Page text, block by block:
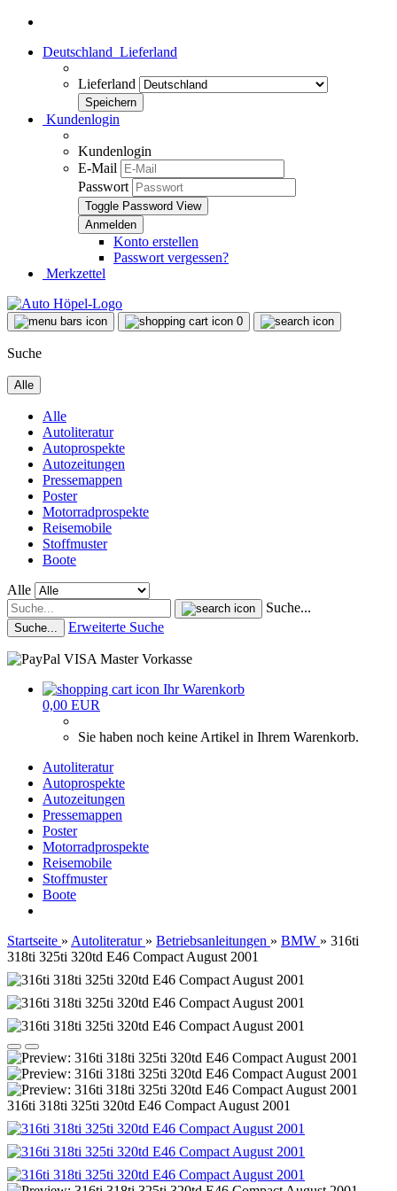
Deutschland Lieferland
Lieferland
Kundenlogin
Kundenlogin
E-Mail
Passwort
Toggle Password View
Konto erstellen
Passwort vergessen?
Merkzettel
0
Suche
Alle
Alle
Autoliteratur
Autoprospekte
Autozeitungen
Pressemappen
Poster
Motorradprospekte
Reisemobile
Stoffmuster
Boote
Alle
Suche...
Suche... Erweiterte Suche
Ihr Warenkorb
0,00 EUR
Sie haben noch keine Artikel in Ihrem Warenkorb.
Autoliteratur
Autoprospekte
Autozeitungen
Pressemappen
Poster
Motorradprospekte
Reisemobile
Stoffmuster
Boote
Startseite » Autoliteratur » Betriebsanleitungen » BMW » 316ti
318ti 325ti 320td E46 Compact August 2001
316ti 318ti 325ti 320td E46 Compact August 2001